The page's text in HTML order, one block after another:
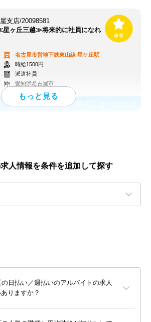
支店/20098581
星ヶ丘三越≫将来的に社員になれ
名古屋市営地下鉄東山線 星ケ丘駅
時給1500円
派遣社員
愛知県名古屋市
応募終了日：
人情報を条件を追加して探す
日払い／週払いのアルバイトの求人
りますか？